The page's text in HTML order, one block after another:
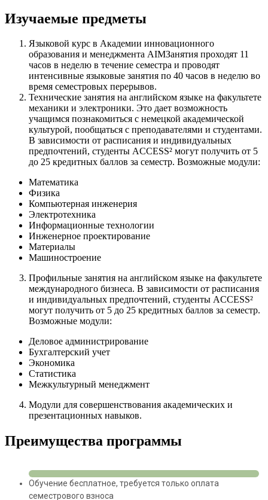
Изучаемые предметы
Языковой курс в Академии инновационного
образования и менеджмента AIMЗанятия проходят 11
часов в неделю в течение семестра и проводят
интенсивные языковые занятия по 40 часов в неделю во
время семестровых перерывов.
Технические занятия на английском языке на факультете
механики и электроники. Это дает возможность
учащимся познакомиться с немецкой академической
культурой, пообщаться с преподавателями и студентами.
В зависимости от расписания и индивидуальных
предпочтений, студенты ACCESS² могут получить от 5
до 25 кредитных баллов за семестр. Возможные модули:
Математика
Физика
Компьютерная инженерия
Электротехника
Информационные технологии
Инженерное проектирование
Материалы
Машиностроение
Профильные занятия на английском языке на факультете
международного бизнеса. В зависимости от расписания
и индивидуальных предпочтений, студенты ACCESS²
могут получить от 5 до 25 кредитных баллов за семестр.
Возможные модули:
Деловое администрирование
Бухгалтерский учет
Экономика
Статистика
Межкультурный менеджмент
Модули для совершенствования академических и
презентационных навыков.
Преимущества программы
Обучение бесплатное, требуется только оплата
семестрового взноса